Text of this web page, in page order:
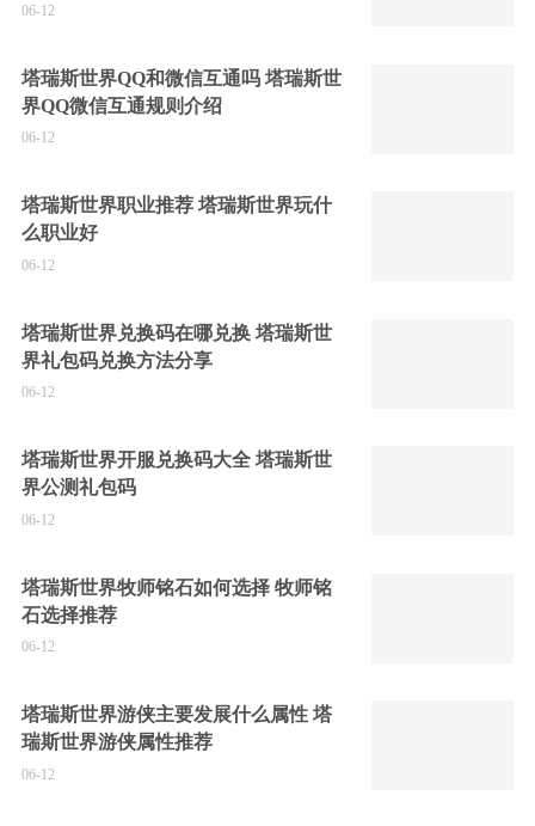
06-12
塔瑞斯世界QQ和微信互通吗 塔瑞斯世
界QQ微信互通规则介绍
06-12
塔瑞斯世界职业推荐 塔瑞斯世界玩什
么职业好
06-12
塔瑞斯世界兑换码在哪兑换 塔瑞斯世
界礼包码兑换方法分享
06-12
塔瑞斯世界开服兑换码大全 塔瑞斯世
界公测礼包码
06-12
塔瑞斯世界牧师铭石如何选择 牧师铭
石选择推荐
06-12
塔瑞斯世界游侠主要发展什么属性 塔
瑞斯世界游侠属性推荐
06-12